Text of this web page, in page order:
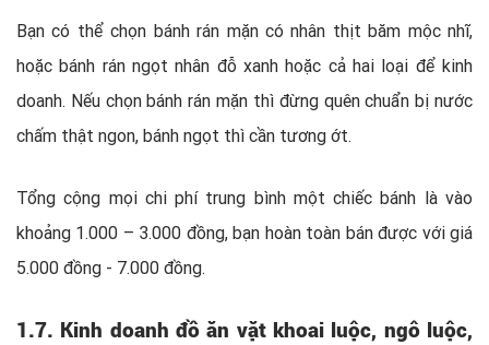
Bạn có thể chọn bánh rán mặn có nhân thịt băm mộc nhĩ,
hoặc bánh rán ngọt nhân đỗ xanh hoặc cả hai loại để kinh
doanh. Nếu chọn bánh rán mặn thì đừng quên chuẩn bị nước
chấm thật ngon, bánh ngọt thì cần tương ớt.
Tổng cộng mọi chi phí trung bình một chiếc bánh là vào
khoảng 1.000 – 3.000 đồng, bạn hoàn toàn bán được với giá
5.000 đồng - 7.000 đồng.
1.7. Kinh doanh đồ ăn vặt khoai luộc, ngô luộc,